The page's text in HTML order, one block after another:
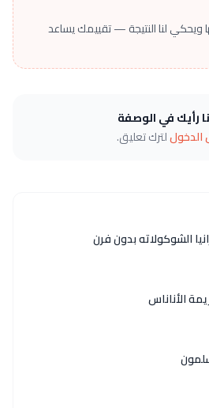
لنا النتيجة — تقييمك يساعد
رأيك في الوصفة
الدخوللترك تعليق.
الشوكولاته بدون فرن
الأناناس